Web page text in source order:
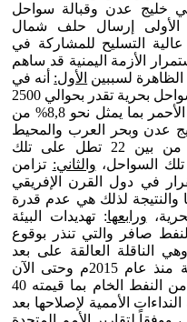
في خليج عدن وقبالة سواحل
الأولى إرسال حلف شمال
التسليح للمشاركة في
الأزمة اليمنية قد ساهم
الظاهرة لسببين الأول: أنه في
الوقت الذي يطل من خلاله اليمن بسواحل بحرية تقدر بحوالي 2500
كم منها حوالي 442 كم على البحر الأحمر بما يمثل نحو 8,8% من
عدن وبحر العرب والمحيط
الهندي فهناك 9 محافظات يمنية من بين 22 تطل على تلك
السواحل، والثاني: تزامن
في دول القرن الإفريقي
والنتيجة لذلك هي عدم قدرة
ورابعها: تهديدات البيئة
صافر والتي تنذر بوقوع
الناقلة العالقة على بعد
خمسة أميال قبالة السواحل اليمنية منذ عام 2015م وحتى الآن
وعلى متنها أكثر من مليون برميل من النفط الخام بما قيمته 40
الأممية لإصلاحها بعد